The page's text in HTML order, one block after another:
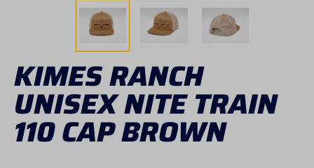
KIMES RANCH
UNISEX NITE TRAIN
110 CAP BROWN